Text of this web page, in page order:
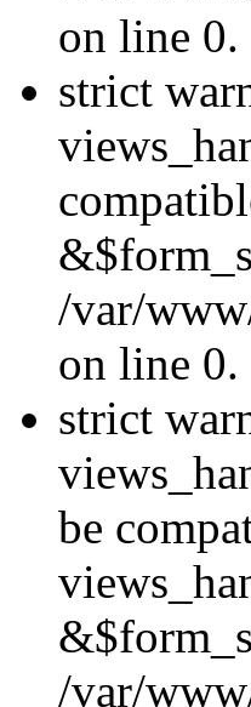
on line 0.
strict
/var/
on line 0.
strict
be
/var/